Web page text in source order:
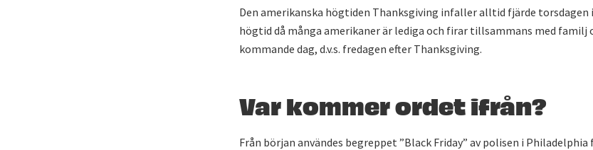
Den amerikanska högtiden Thanksgiving infaller alltid fjärde torsdagen
högtid då många amerikaner är lediga och firar tillsammans med familj
kommande dag, d.v.s. fredagen efter Thanksgiving.
Var kommer ordet ifrån?
Från början användes begreppet ”Black Friday” av polisen i